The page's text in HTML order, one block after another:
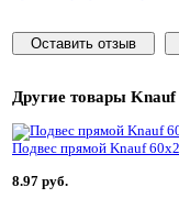
Оставить отзыв
Другие товары Knauf
Подвес прямой Knauf
8.97 руб.